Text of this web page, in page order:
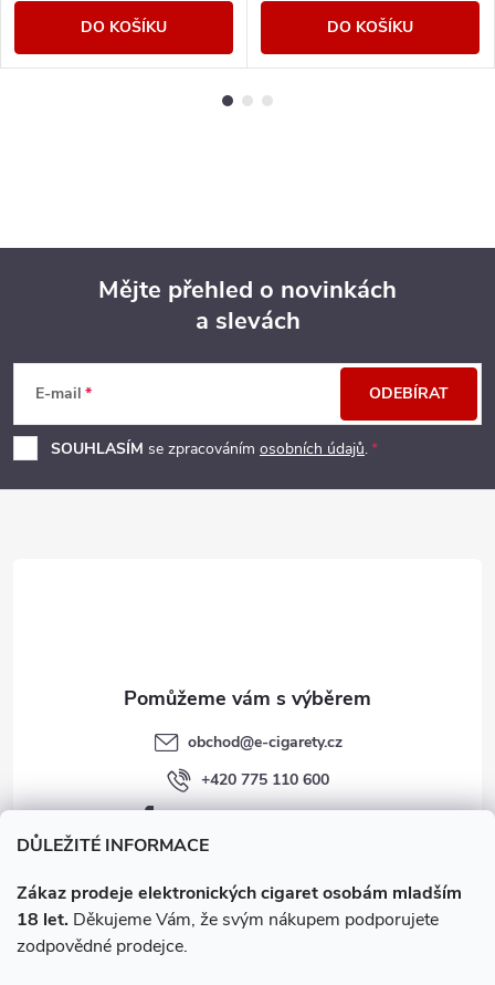
DŮLEŽITÉ INFORMACE
Zákaz prodeje elektronických cigaret osobám mladším
18 let. Děkujeme Vám, že svým nákupem podporujete
zodpovědné prodejce.
DO KOŠÍKU DO KOŠÍKU
p
a
Mějte přehled o novinkách
a slevách
E-mail
SOUHLASÍM se zpracováním osobních údajů.
ODEBÍRAT
obchod@e-cigarety.cz
+420 775 110 600
facebook.com/e-cigarety.cz